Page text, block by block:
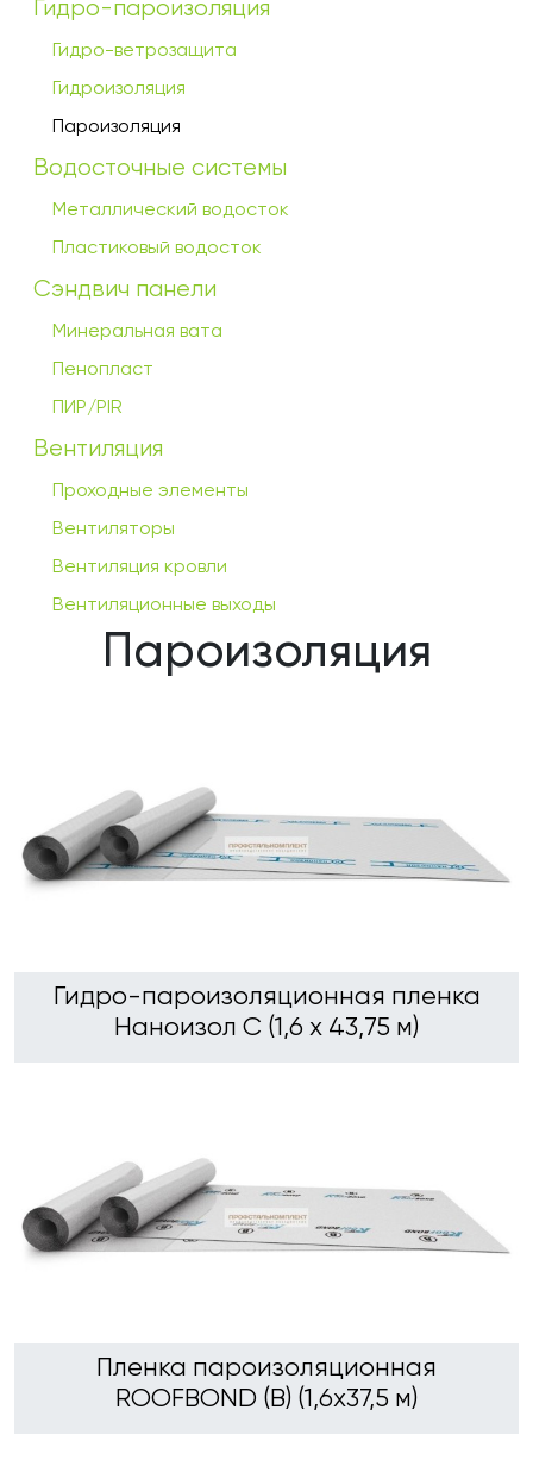
Гидро-пароизоляция
Гидро-ветрозащита
Гидроизоляция
Пароизоляция
Водосточные системы
Металлический водосток
Пластиковый водосток
Сэндвич панели
Минеральная вата
Пенопласт
ПИР/PIR
Вентиляция
Проходные элементы
Вентиляторы
Вентиляция кровли
Вентиляционные выходы
Пароизоляция
Гидро-пароизоляционная пленка
Наноизол С (1,6 х 43,75 м)
Пленка пароизоляционная
ROOFBOND (В) (1,6х37,5 м)